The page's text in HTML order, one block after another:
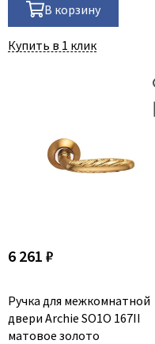
В корзину
Купить в 1 клик
6 261 ₽
Ручка для межкомнатной
двери Archie SO1O 167II
матовое золото